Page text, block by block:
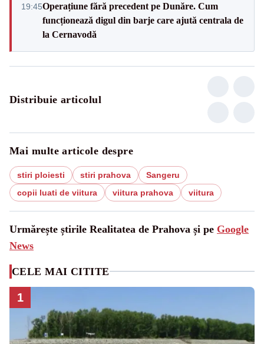
19:45Operațiune fără precedent pe Dunăre. Cum
funcționează digul din barje care ajută centrala de
la Cernavodă
Distribuie articolul
Mai multe articole despre
stiri ploiesti stiri prahova
Sangeru
copii luati de viitura
viitura prahova viitura
Urmărește știrile Realitatea de Prahova și pe Google
News
CELE MAI CITITE
1